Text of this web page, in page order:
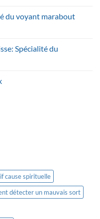
du voyant marabout
Spécialité du
cause spirituelle
détecter un mauvais sort